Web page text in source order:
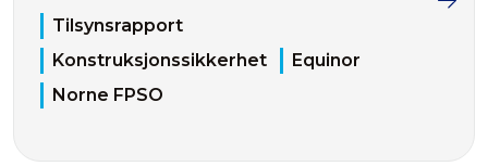
Tilsynsrapport
Konstruksjonssikkerhet
Equinor
Norne FPSO